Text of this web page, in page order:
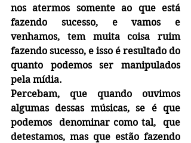
nos atermos somente ao que está
fazendo sucesso, e vamos e
venhamos, tem muita coisa ruim
fazendo sucesso, e isso é resultado do
quanto podemos ser manipulados
pela mídia.
Percebam, que quando ouvimos
algumas dessas músicas, se é que
podemos  denominar como tal,  que
detestamos, mas que estão fazendo